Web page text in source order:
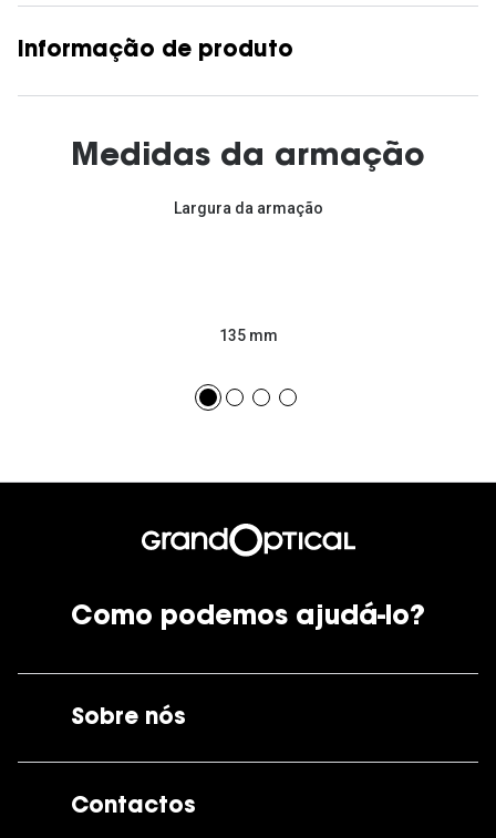
Informação de produto
Medidas da armação
Largura da armação
135 mm
Como podemos ajudá-lo?
Sobre nós
Contactos